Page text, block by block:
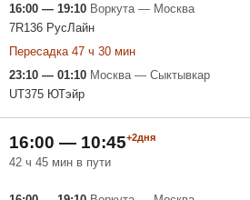
16:00 — 19:10 Воркута — Москва
7R136 РусЛайн
Пересадка 47 ч 30 мин
23:10 — 01:10 Москва — Сыктывкар
UT375 ЮТэйр
16:00 — 10:45+2дня
42 ч 45 мин в пути